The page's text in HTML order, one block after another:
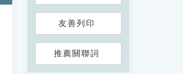
友善列印
推薦關聯詞